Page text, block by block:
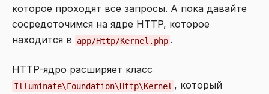
которое проходят все запросы. А пока давайте
сосредоточимся на ядре HTTP, которое
находится в
app/Http/Kernel.php .
HTTP-ядро расширяет класс
Illuminate\Foundation\Http\Kernel , который